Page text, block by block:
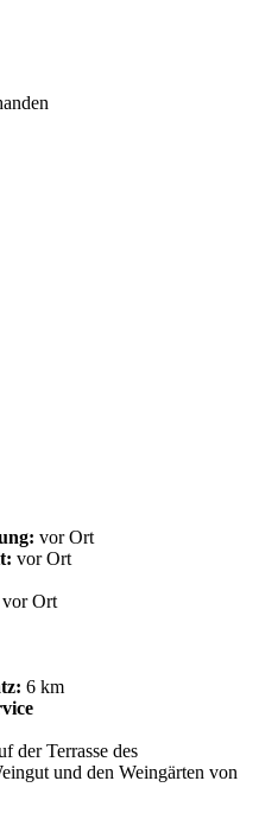
vor Ort
vor Ort
vor Ort
6 km
der Terrasse des
und den Weingärten von